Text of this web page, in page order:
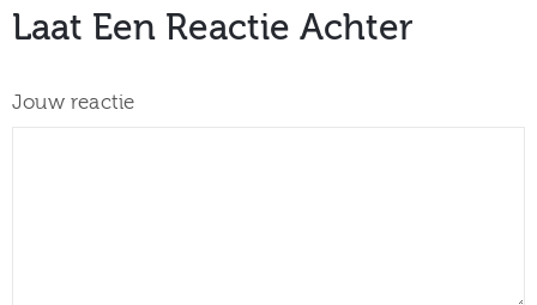
Laat Een Reactie Achter
Jouw reactie